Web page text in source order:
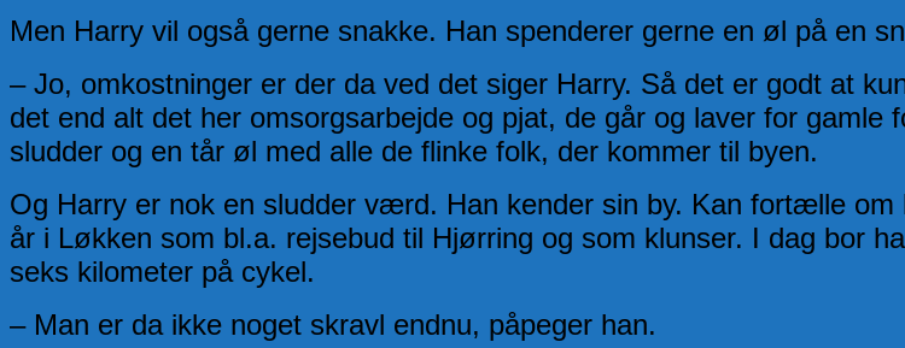
Men Harry vil også gerne snakke. Han spenderer gerne en øl på en
– Jo, omkostninger er der da ved det siger Harry. Så det er godt at
det end alt det her omsorgsarbejde og pjat, de går og laver for
sludder og en tår øl med alle de flinke folk, der kommer til byen.
Og Harry er nok en sludder værd. Han kender sin by. Kan fortælle
år i Løkken som bl.a. rejsebud til Hjørring og som klunser. I dag bor
seks kilometer på cykel.
– Man er da ikke noget skravl endnu, påpeger han.